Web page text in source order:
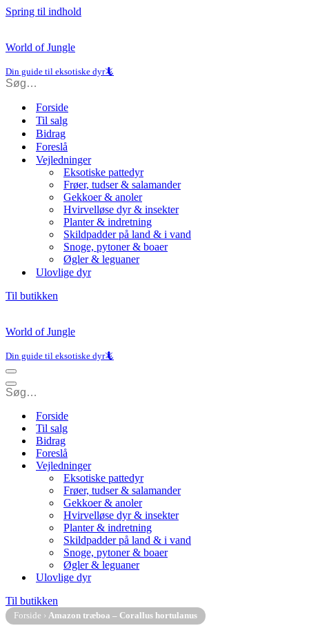
Spring til indhold
World of Jungle
Din guide til eksotiske dyr🦎
Forside
Til salg
Bidrag
Foreslå
Vejledninger
Eksotiske pattedyr
Frøer, tudser & salamander
Gekkoer & anoler
Hvirvelløse dyr & insekter
Planter & indretning
Skildpadder på land & i vand
Snoge, pytoner & boaer
Øgler & leguaner
Ulovlige dyr
Til butikken
World of Jungle
Din guide til eksotiske dyr🦎
Navigation
menu
Navigation
menu
Forside
Til salg
Bidrag
Foreslå
Vejledninger
Eksotiske pattedyr
Frøer, tudser & salamander
Gekkoer & anoler
Hvirvelløse dyr & insekter
Planter & indretning
Skildpadder på land & i vand
Snoge, pytoner & boaer
Øgler & leguaner
Ulovlige dyr
Til butikken
Forside › Amazon træboa – Corallus hortulanus